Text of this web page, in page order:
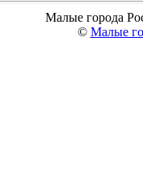
Малые города
© Малые